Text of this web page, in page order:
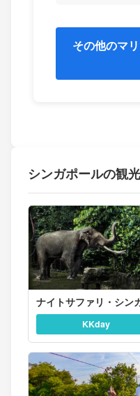
その他のマ
シンガポールの観
ナイトサファリ・シン
KKday